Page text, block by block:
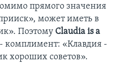
прямого значения
может иметь в
Поэтому Claudia is a
- комплимент: «Клавдия -
хороших советов».